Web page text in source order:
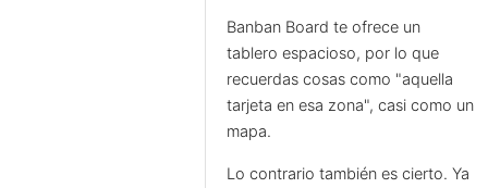
Banban Board te ofrece un
tablero espacioso, por lo que
recuerdas cosas como "aquella
tarjeta en esa zona", casi como un
mapa.
Lo contrario también es cierto. Ya